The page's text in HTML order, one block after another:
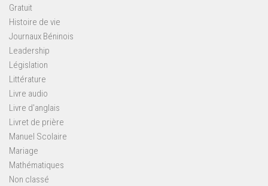
Gratuit
Histoire de vie
Journaux Béninois
Leadership
Législation
Littérature
Livre audio
Livre d'anglais
Livret de prière
Manuel Scolaire
Mariage
Mathématiques
Non classé